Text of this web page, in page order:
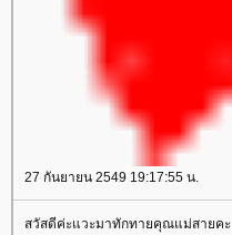
27 กันยายน 2549 19:17:55 น.
สวัสดีค่ะแวะมาทักทายคุณแม่สายคะ